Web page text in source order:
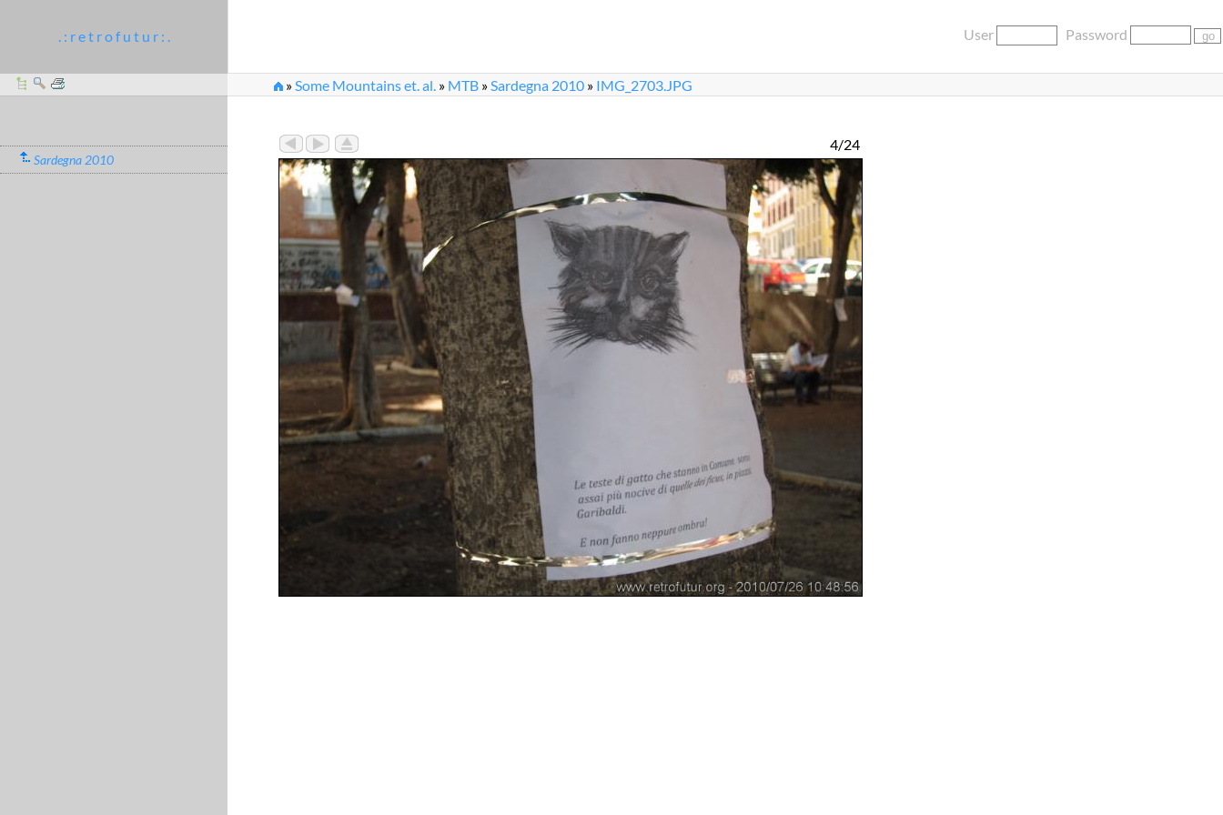
. : r e t r o f u t u r : . User Password
»Some Mountains et. al. » MTB »Sardegna 2010 » IMG_2703.JPG
Sardegna 2010
4/24